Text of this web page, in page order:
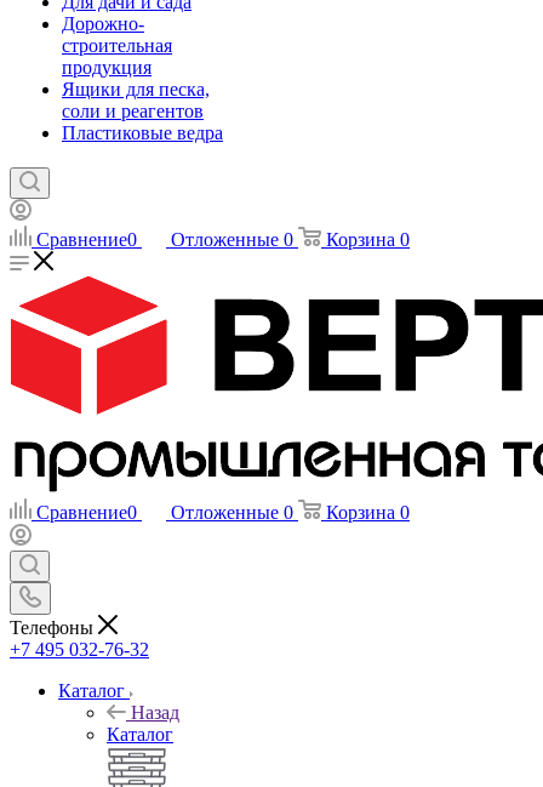
Дорожно-
строительная
продукция
Ящики для песка,
соли и реагентов
Пластиковые ведра
Сравнение0 Отложенные 0 Корзина 0
Сравнение0 Отложенные 0 Корзина 0
Телефоны
+7 495 032-76-32
Каталог
Назад
Каталог